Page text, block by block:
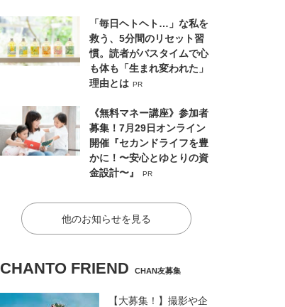
「毎日ヘトヘト…」な私を
救う、5分間のリセット習
慣。読者がバスタイムで心
も体も「生まれ変われた」
理由とは PR
《無料マネー講座》参加者
募集！7月29日オンライン
開催『セカンドライフを豊
かに！〜安心とゆとりの資
金設計〜』
PR
他のお知らせを見る
CHANTO FRIEND CHAN友募集
【大募集！】撮影や企